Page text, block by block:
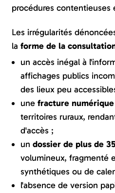
procédures contentieuses
Les irrégularités
la forme de la
un accès inégal à
affichages publics
des lieux peu
une fracture numérique
territoires ruraux,
d'accès ;
un dossier de plus de
volumineux, fragmenté
synthétiques ou de
l'absence de version